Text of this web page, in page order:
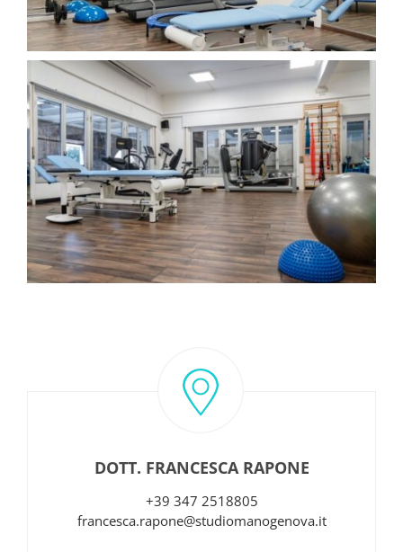
DOTT. FRANCESCA RAPONE
+39 347 2518805
francesca.rapone@studiomanogenova.it